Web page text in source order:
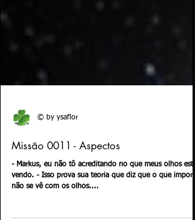
Missão 0011 - Aspectos